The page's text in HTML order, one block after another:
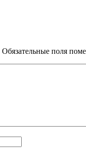
Обязательные поля